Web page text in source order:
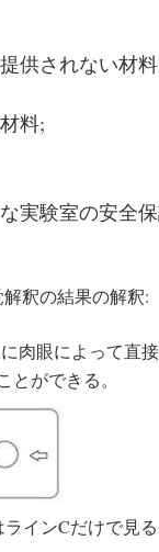
供されない材
料;
実験室の安全保
解釈の結果の解釈:
肉眼によって直
ができる。
インCだけで見る